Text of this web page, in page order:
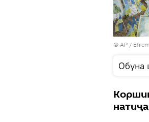
© AP /
Обуна